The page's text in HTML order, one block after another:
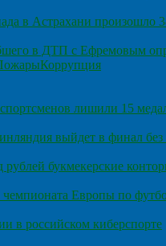
в Астрахани произошло
в ДТП с Ефремовым
Коррупция
лишили 15
выйдет в финал
рублей букмекерские
чемпионата Европы по
в российском киберспорте